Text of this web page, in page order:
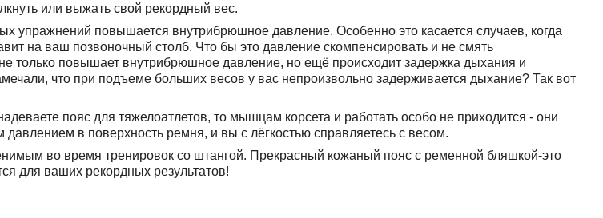
или выжать свой рекордный вес.
упражнений повышается внутрибрюшное давление. Особенно это касается случаев, когда
на ваш позвоночный столб. Что бы это давление скомпенсировать и не смять
только повышает внутрибрюшное давление, но ещё происходит задержка дыхания и
что при подъеме больших весов у вас непроизвольно задерживается дыхание? Так вот
пояс для тяжелоатлетов, то мышцам корсета и работать особо не приходится - они
в поверхность ремня, и вы с лёгкостью справляетесь с весом.
во время тренировок со штангой. Прекрасный кожаный пояс с ременной бляшкой-это
для ваших рекордных результатов!